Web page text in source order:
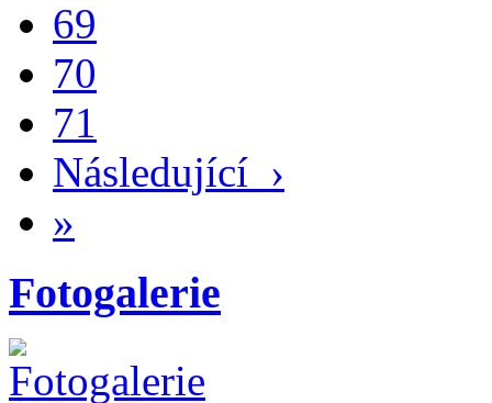
69
70
71
Následující ›
»
Fotogalerie